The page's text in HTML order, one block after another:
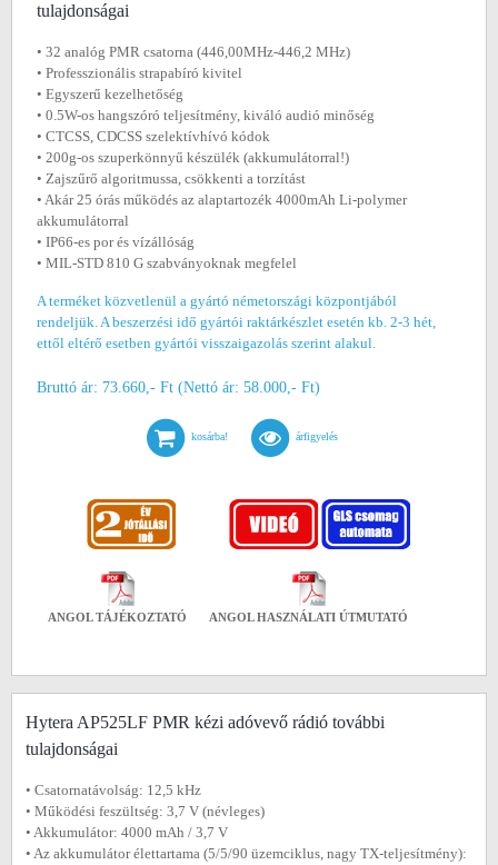
tulajdonságai
• 32 analóg PMR csatorna (446,00MHz-446,2 MHz)
• Professzionális strapabíró kivitel
• Egyszerű kezelhetőség
• 0.5W-os hangszóró teljesítmény, kiváló audió minőség
• CTCSS, CDCSS szelektívhívó kódok
• 200g-os szuperkönnyű készülék (akkumulátorral!)
• Zajszűrő algoritmussa, csökkenti a torzítást
• Akár 25 órás működés az alaptartozék 4000mAh Li-polymer
akkumulátorral
• IP66-es por és vízállóság
• MIL-STD 810 G szabványoknak megfelel
A terméket közvetlenül a gyártó németországi központjából
rendeljük. A beszerzési idő gyártói raktárkészlet esetén kb. 2-3 hét,
ettől eltérő esetben gyártói visszaigazolás szerint alakul.
Bruttó ár: 73.660,- Ft (Nettó ár: 58.000,- Ft)
kosárba! árfigyelés
ANGOL TÁJÉKOZTATÓ ANGOL HASZNÁLATI ÚTMUTATÓ
Hytera AP525LF PMR kézi adóvevő rádió további
tulajdonságai
• Csatornatávolság: 12,5 kHz
• Működési feszültség: 3,7 V (névleges)
• Akkumulátor: 4000 mAh / 3,7 V
• Az akkumulátor élettartama (5/5/90 üzemciklus, nagy TX-teljesítmény):